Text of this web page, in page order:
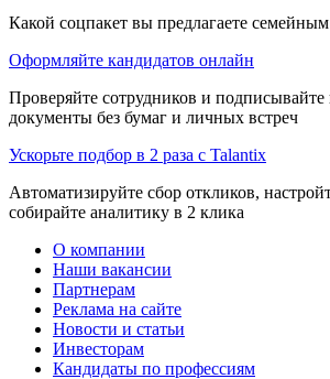
Какой соцпакет вы предлагаете
Оформляйте кандидатов онлайн
Проверяйте сотрудников и подписывайте
документы без бумаг и личных встреч
Ускорьте подбор в 2 раза с Talantix
Автоматизируйте сбор откликов,
собирайте аналитику в 2 клика
О компании
Наши вакансии
Партнерам
Реклама на сайте
Новости и статьи
Инвесторам
Кандидаты по профессиям